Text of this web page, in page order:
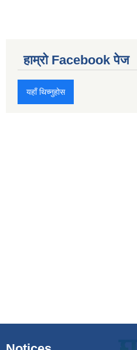
हाम्रो Facebook पेज
यहाँ थिच्नुहोस